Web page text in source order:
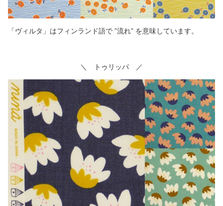
「ヴィルタ」はフィンランド語で ”流れ” を意味しています。
＼ トゥリッパ ／